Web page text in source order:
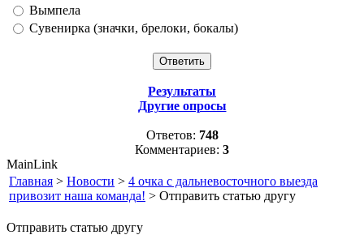
Вымпела
Сувенирка (значки, брелоки, бокалы)
Результаты
Другие опросы
Ответов: 748
Комментариев: 3
MainLink
Главная > Новости > 4 очка с дальневосточного выезда
привозит наша команда! > Отправить статью другу
Отправить статью другу